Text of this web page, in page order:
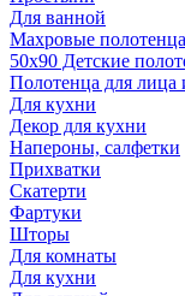
Для ванной
Махровые полотенца
50х90 Детские
Полотенца для лица
Для кухни
Декор для кухни
Напероны, салфетки
Прихватки
Скатерти
Фартуки
Шторы
Для комнаты
Для кухни